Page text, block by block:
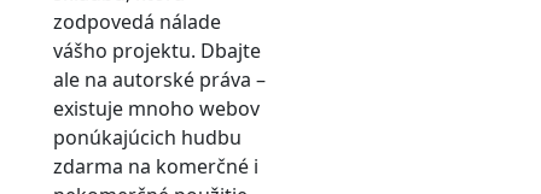
zodpovedá nálade
vášho projektu. Dbajte
ale na autorské práva –
existuje mnoho webov
ponúkajúcich hudbu
zdarma na komerčné i